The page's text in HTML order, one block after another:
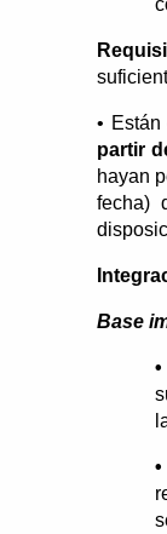
•
partir
hayan
fecha)
Base
•
•